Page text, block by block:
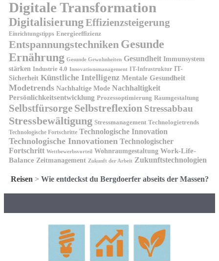
Digitale Transformation
Digitalisierung Effizienzsteigerung
Einrichtungstipps Energieeffizienz
Entspannungstechniken Gesunde
Ernährung Gesunde Gewohnheiten Gesundheit Immunsystem
stärken Industrie 4.0 Innovationsmanagement IT-Infrastruktur IT-
Sicherheit Künstliche Intelligenz Mentale Gesundheit
Modetrends Nachhaltige Mode Nachhaltigkeit
Persönlichkeitsentwicklung Prozessoptimierung Raumgestaltung
Selbstfürsorge Selbstreflexion Stressabbau
Stressbewältigung Stressmanagement Technologietrends
Technologische Fortschritte Technologische Innovation
Technologische Innovationen Technologischer
Fortschritt Wettbewerbsvorteil Wohnraumgestaltung Work-Life-
Balance Zeitmanagement Zukunft der Arbeit Zukunftstechnologien
Reisen > Wie entdeckst du Bergdoerfer abseits der Massen?